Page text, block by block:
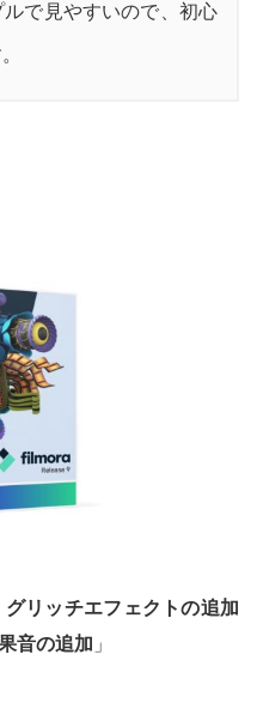
で見やすいので、初心
リッチエフェクトの追加
音の追加 」